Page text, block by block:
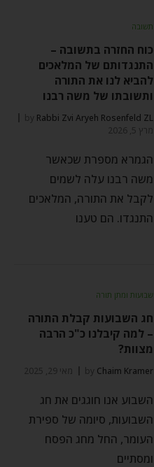
תשובה
כוח החזרה בתשובה –
התנגדותם של המלאכים
להביא לנו את התורה
ותשובתו של משה רבנו
by Rabbi Zvi Aryeh Rosenfeld ZL
מרץ 5, 2026
הגמרא מספרת שכאשר
משה רבנו עלה לשמים
לקבל את התורה, המלאכים
התנגדו. הם טענו
שבועות ומתן תורה
חג השבועות קבלת התורה
– למה קיבלנו כ"כ הרבה
מצוות?
by Chaim Kramer מאי 29, 2025
השבוע אנו חוגגים את חג
השבועות, סיומה של ספירת
העומר, החל מחג הפסח
ומסתיים